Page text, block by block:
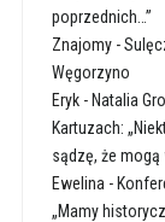
poprzednich…”
Znajomy-
Węgorzyno
Eryk- Natalia
Kartuzach:
sądzę, że
Ewelina -
„Mamy